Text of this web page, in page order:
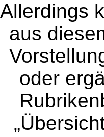
Allerdings
aus
oder